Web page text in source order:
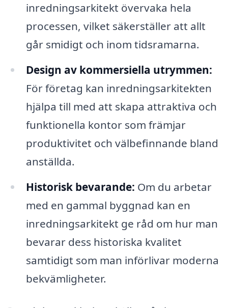
inredningsarkitekt övervaka hela
processen, vilket säkerställer att allt
går smidigt och inom tidsramarna.
Design av kommersiella utrymmen:
För företag kan inredningsarkitekten
hjälpa till med att skapa attraktiva och
funktionella kontor som främjar
produktivitet och välbefinnande bland
anställda.
Historisk bevarande: Om du arbetar
med en gammal byggnad kan en
inredningsarkitekt ge råd om hur man
bevarar dess historiska kvalitet
samtidigt som man införlivar moderna
bekvämligheter.